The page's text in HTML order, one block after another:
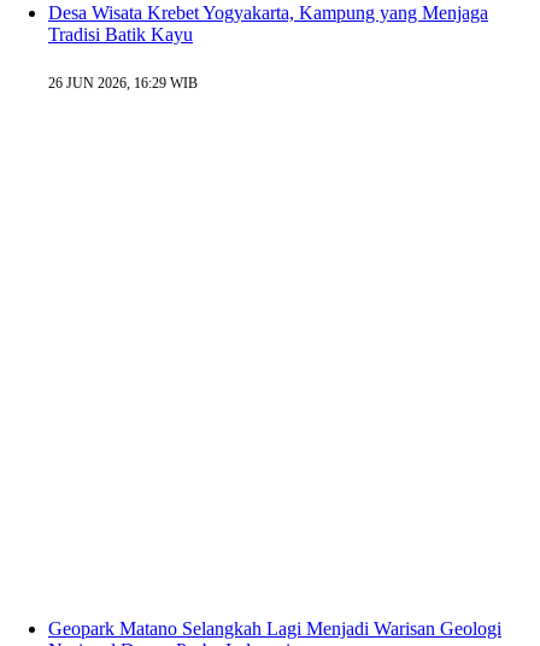
Desa Wisata Krebet Yogyakarta, Kampung yang Menjaga
Tradisi Batik Kayu
26 JUN 2026, 16:29 WIB
Geopark Matano Selangkah Lagi Menjadi Warisan Geologi